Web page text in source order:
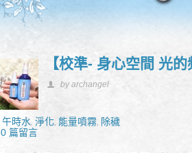
【校準- 身心空間 光
by archangel
午時水,淨化, 能量噴霧, 除穢
0 篇留言